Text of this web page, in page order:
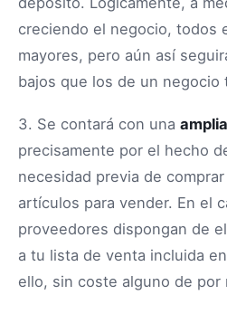
creciendo el negocio, todos
mayores, pero aún así
bajos que los de un negocio
3. Se contará con una
precisamente por el hecho
necesidad previa de
artículos para vender. En el
proveedores dispongan de
a tu lista de venta incluida
ello, sin coste alguno de por